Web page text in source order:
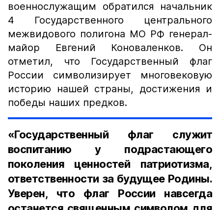
военнослужащим обратился начальник
4 Государственного центрального
межвидового полигона МО РФ генерал-
майор Евгений Коноваленков. Он
отметил, что Государственный флаг
России символизирует многовековую
историю нашей страны, достижения и
победы наших предков.
«Государственный флаг служит
воспитанию у подрастающего
поколения ценностей патриотизма,
ответственности за будущее Родины.
Уверен, что флаг России навсегда